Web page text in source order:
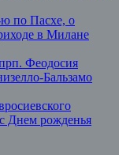
по Пасхе, о
в Милане
Феодосия
Бальзамо
Днем рожденья